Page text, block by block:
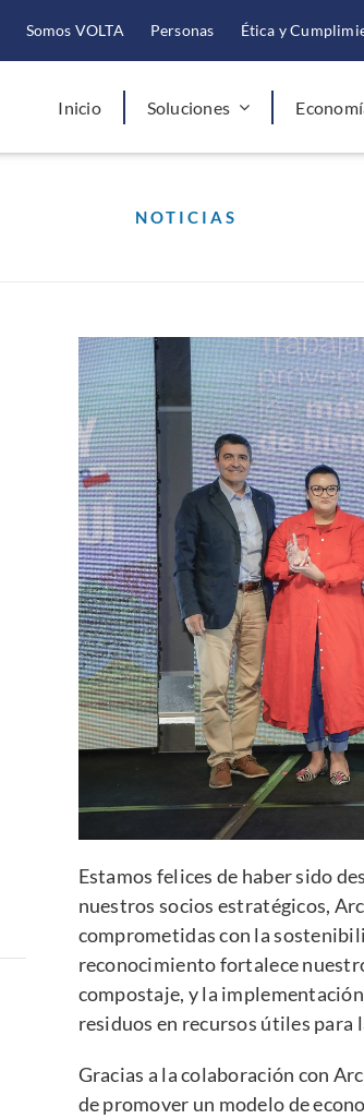
Somos VOLTA Personas Ética y
Inicio Soluciones
NOTICIAS
Estamos felices de haber sido
nuestros socios estratégicos,
comprometidas con la
reconocimiento fortalece
compostaje, y la
residuos en recursos útiles para
Gracias a la colaboración con
de promover un modelo de